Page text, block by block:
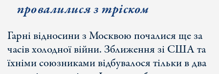
провалилися з тріском
Гарні відносини з Москвою почалися ще за
часів холодної війни. Зближення зі США та
їхніми союзниками відбувалося тільки в два